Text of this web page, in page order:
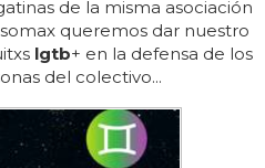
de la misma asociación
queremos dar nuestro
lgtb+ en la defensa de los
del colectivo...